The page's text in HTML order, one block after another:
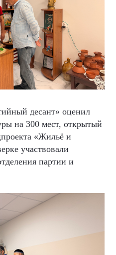
десант» оценил
на 300 мест, открытый
«Жильё и
участвовали
партии и